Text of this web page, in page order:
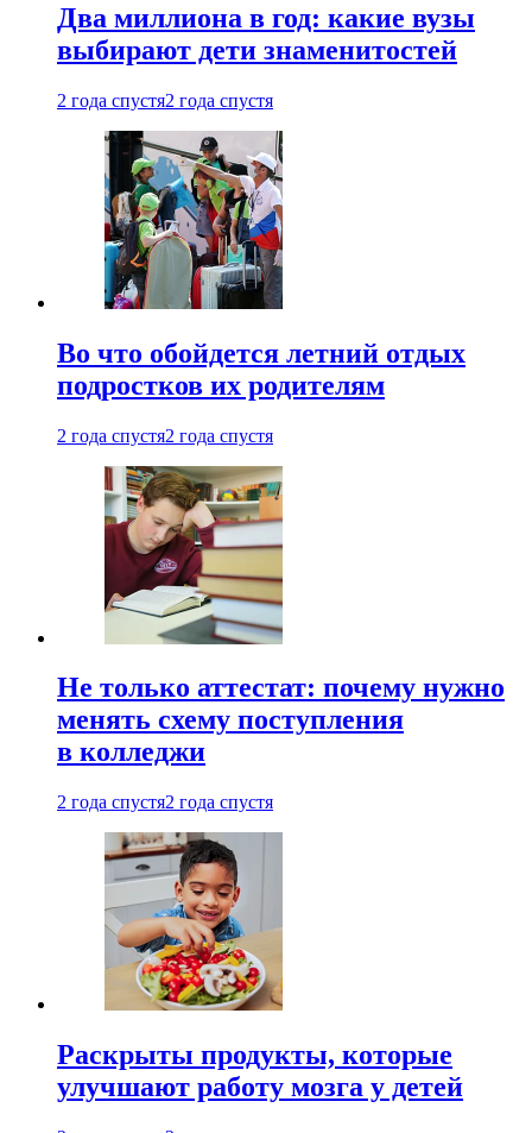
Два миллиона в год: какие вузы
выбирают дети знаменитостей
2 года спустя2 года спустя
Во что обойдется летний отдых
подростков их родителям
2 года спустя2 года спустя
Не только аттестат: почему нужно
менять схему поступления
в колледжи
2 года спустя2 года спустя
Раскрыты продукты, которые
улучшают работу мозга у детей